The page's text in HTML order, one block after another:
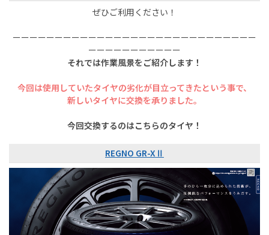
ぜひご利用ください！
ーーーーーーーーーーーーーーーーーーーーーーーーーーーーー
ーーーーーーーーーーー
それでは作業風景をご紹介します！
今回は使用していたタイヤの劣化が目立ってきたという事で、
新しいタイヤに交換を承りました。
今回交換するのはこちらのタイヤ！
REGNO GR-XⅡ